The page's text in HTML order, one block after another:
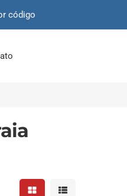
Mostrar resultados em
Mostrar